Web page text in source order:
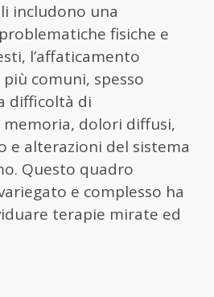
includono una
fisiche e
l’affaticamento
comuni, spesso
difficoltà di
dolori diffusi,
e alterazioni del sistema
Questo quadro
e complesso ha
terapie mirate ed